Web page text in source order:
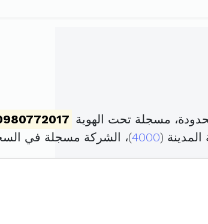
مسجلة تحت الهوية
4000)، الشركة مسجلة في